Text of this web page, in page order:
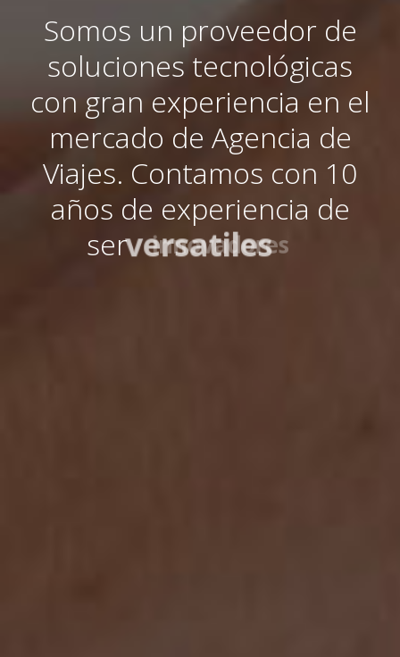
Somos un proveedor de
soluciones tecnológicas
con gran experiencia en el
mercado de Agencia de
Viajes. Contamos con 10
años de experiencia de
serversatiles